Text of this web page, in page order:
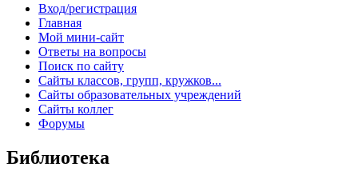
Вход/регистрация
Главная
Мой мини-сайт
Ответы на вопросы
Поиск по сайту
Сайты классов, групп, кружков...
Сайты образовательных учреждений
Сайты коллег
Форумы
Библиотека